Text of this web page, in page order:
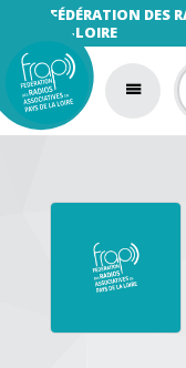
FÉDÉRATION DES
LA-LOIRE